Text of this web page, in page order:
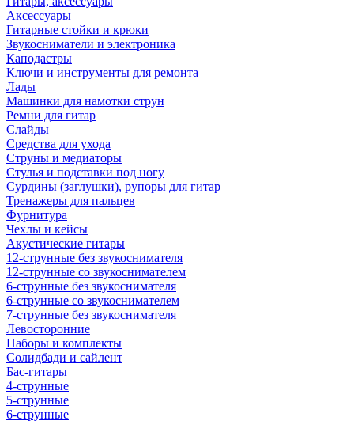
Аксессуары
Гитарные стойки и крюки
Звукосниматели и электроника
Каподастры
Ключи и инструменты для ремонта
Лады
Машинки для намотки струн
Ремни для гитар
Слайды
Средства для ухода
Струны и медиаторы
Стулья и подставки под ногу
Сурдины (заглушки), рупоры для гитар
Тренажеры для пальцев
Фурнитура
Чехлы и кейсы
Акустические гитары
12-струнные без звукоснимателя
12-струнные со звукоснимателем
6-струнные без звукоснимателя
6-струнные со звукоснимателем
7-струнные без звукоснимателя
Левосторонние
Наборы и комплекты
Солидбади и сайлент
Бас-гитары
4-струнные
5-струнные
6-струнные